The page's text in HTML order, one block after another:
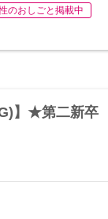
のおしごと掲載中
】★第二新卒